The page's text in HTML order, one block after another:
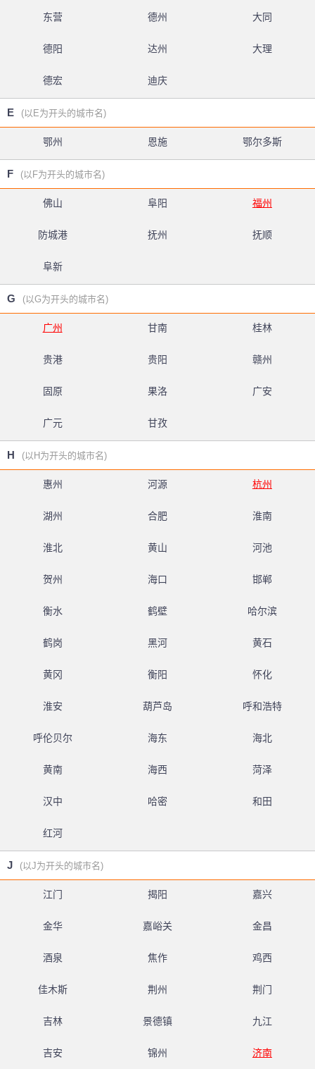
东营 德州 大同
德阳 达州 大理
德宏 迪庆
E (以E为开头的城市名)
鄂州 恩施 鄂尔多斯
F (以F为开头的城市名)
佛山 阜阳 福州
防城港 抚州 抚顺
阜新
G (以G为开头的城市名)
广州 甘南 桂林
贵港 贵阳 赣州
固原 果洛 广安
广元 甘孜
H (以H为开头的城市名)
惠州 河源 杭州
湖州 合肥 淮南
淮北 黄山 河池
贺州 海口 邯郸
衡水 鹤壁 哈尔滨
鹤岗 黑河 黄石
黄冈 衡阳 怀化
淮安 葫芦岛 呼和浩特
呼伦贝尔 海东 海北
黄南 海西 菏泽
汉中 哈密 和田
红河
J (以J为开头的城市名)
江门 揭阳 嘉兴
金华 嘉峪关 金昌
酒泉 焦作 鸡西
佳木斯 荆州 荆门
吉林 景德镇 九江
吉安 锦州 济南